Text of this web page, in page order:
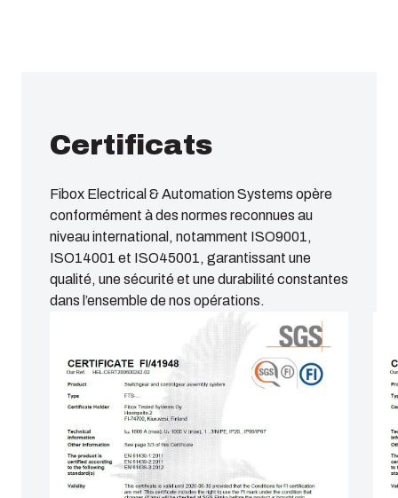
Certificats
Fibox Electrical & Automation Systems opère
conformément à des normes reconnues au
niveau international, notamment ISO9001,
ISO14001 et ISO45001, garantissant une
qualité, une sécurité et une durabilité constantes
dans l’ensemble de nos opérations.